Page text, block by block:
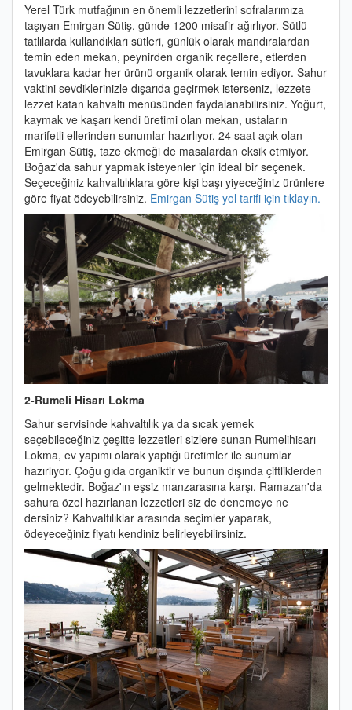
Yerel Türk mutfağının en önemli lezzetlerini sofralarımıza
taşıyan Emirgan Sütiş, günde 1200 misafir ağırlıyor. Sütlü
tatlılarda kullandıkları sütleri, günlük olarak mandıralardan
temin eden mekan, peynirden organik reçellere, etlerden
tavuklara kadar her ürünü organik olarak temin ediyor. Sahur
vaktini sevdiklerinizle dışarıda geçirmek isterseniz, lezzete
lezzet katan kahvaltı menüsünden faydalanabilirsiniz. Yoğurt,
kaymak ve kaşarı kendi üretimi olan mekan, ustaların
marifetli ellerinden sunumlar hazırlıyor. 24 saat açık olan
Emirgan Sütiş, taze ekmeği de masalardan eksik etmiyor.
Boğaz'da sahur yapmak isteyenler için ideal bir seçenek.
Seçeceğiniz kahvaltılıklara göre kişi başı yiyeceğiniz ürünlere
göre fiyat ödeyebilirsiniz. Emirgan Sütiş yol tarifi için tıklayın.
2-Rumeli Hisarı Lokma
Sahur servisinde kahvaltılık ya da sıcak yemek
seçebileceğiniz çeşitte lezzetleri sizlere sunan Rumelihisarı
Lokma, ev yapımı olarak yaptığı üretimler ile sunumlar
hazırlıyor. Çoğu gıda organiktir ve bunun dışında çiftliklerden
gelmektedir. Boğaz'ın eşsiz manzarasına karşı, Ramazan'da
sahura özel hazırlanan lezzetleri siz de denemeye ne
dersiniz? Kahvaltılıklar arasında seçimler yaparak,
ödeyeceğiniz fiyatı kendiniz belirleyebilirsiniz.